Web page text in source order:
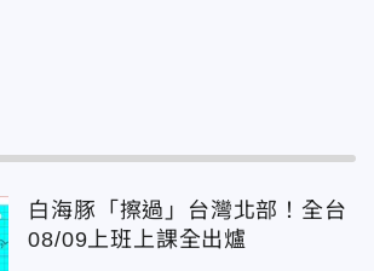
白海豚「擦過」台灣北部！全台
08/09上班上課全出爐